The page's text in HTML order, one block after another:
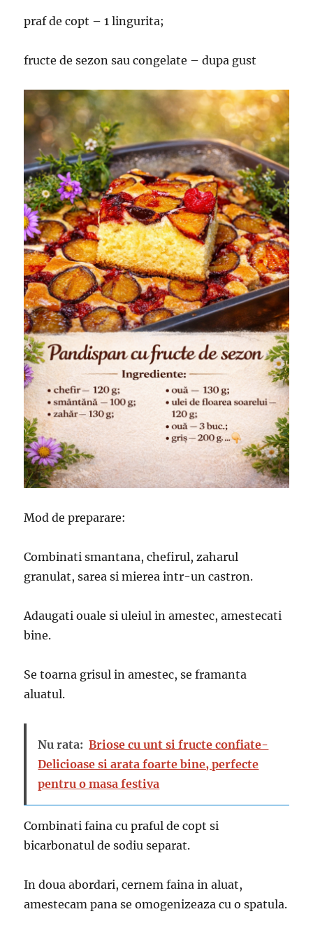
praf de copt – 1 lingurita;
fructe de sezon sau congelate – dupa gust
Mod de preparare:
Combinati smantana, chefirul, zaharul
granulat, sarea si mierea intr-un castron.
Adaugati ouale si uleiul in amestec, amestecati
bine.
Se toarna grisul in amestec, se framanta
aluatul.
Nu rata: Briose cu unt si fructe confiate-
Delicioase si arata foarte bine, perfecte
pentru o masa festiva
Combinati faina cu praful de copt si
bicarbonatul de sodiu separat.
In doua abordari, cernem faina in aluat,
amestecam pana se omogenizeaza cu o spatula.